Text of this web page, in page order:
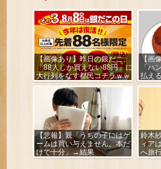
【画像あり】昨日の銀だこ、
「88人しか買えない88円」に
大行列をなす都民コチラｗｗ
ｗｗｗ
【画
「ハ
払え
【悲報】親「うちの子にはゲ
ームは買い与えません。本だ
けで十分」→結果
鈴木
ィア
へ旅
る」